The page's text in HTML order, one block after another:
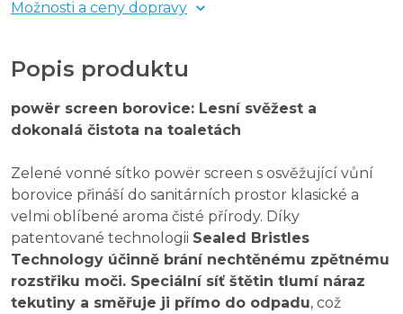
Možnosti a ceny dopravy
Popis produktu
powër screen borovice: Lesní svěžest a
dokonalá čistota na toaletách
Zelené vonné sítko powër screen s osvěžující vůní
borovice přináší do sanitárních prostor klasické a
velmi oblíbené aroma čisté přírody. Díky
patentované technologii Sealed Bristles
Technology účinně brání nechtěnému zpětnému
rozstřiku moči. Speciální síť štětin tlumí náraz
tekutiny a směřuje ji přímo do odpadu, což